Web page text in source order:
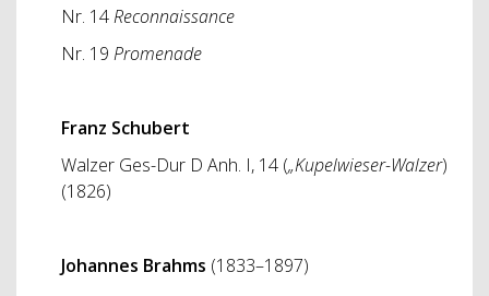
Nr. 14Reconnaissance
Nr. 19 Promenade
Franz Schubert
Walzer Ges-Dur D Anh. I, 14 („Kupelwieser-Walzer)
(1826)
Johannes Brahms (1833–1897)